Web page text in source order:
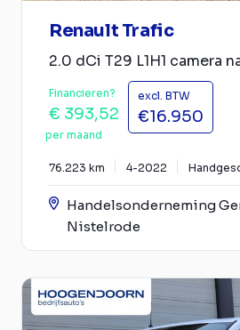
Renault Trafic
2.0 dCi T29 L1H1 camera
Financieren?
€ 393,52
per maand
excl. BTW
€16.950
76.223 km 4-2022
Handelsonderneming
Nistelrode